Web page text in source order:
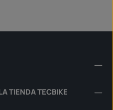
TIENDA TECBIKE